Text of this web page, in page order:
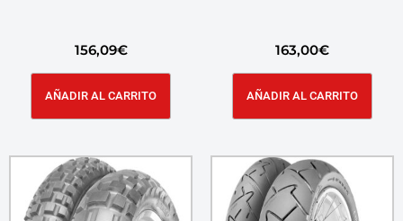
156,09€
AÑADIR AL CARRITO
163,00€
AÑADIR AL CARRITO